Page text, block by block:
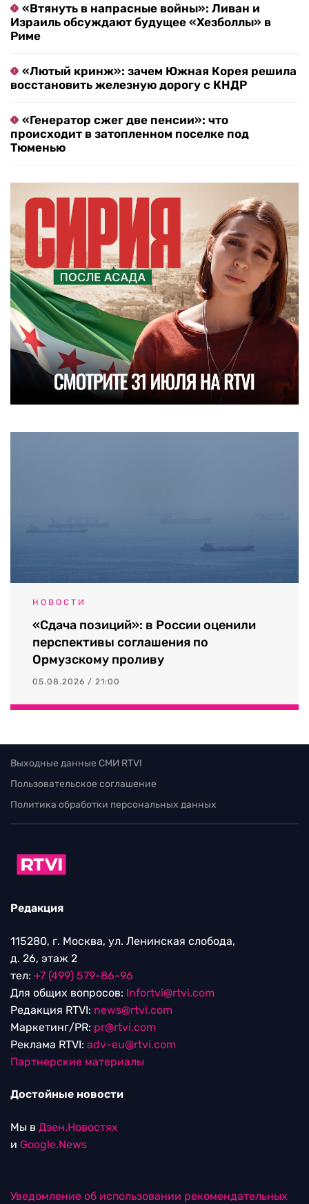
«Втянуть в напрасные войны»: Ливан и
Израиль обсуждают будущее «Хезболлы» в
Риме
«Лютый кринж»: зачем Южная Корея решила
восстановить железную дорогу с КНДР
«Генератор сжег две пенсии»: что
происходит в затопленном поселке под
Тюменью
НОВОСТИ
«Сдача позиций»: в России оценили
перспективы соглашения по
Ормузскому проливу
05.08.2026 / 21:00
Выходные данные СМИ RTVI
Пользовательское соглашение
Политика обработки персональных данных
Редакция
115280, г. Москва, ул. Ленинская слобода,
д. 26, этаж 2
тел: +7 (499) 579-86-96
Для общих вопросов: Infortvi@rtvi.com
Редакция RTVI: news@rtvi.com
Маркетинг/PR: pr@rtvi.com
Реклама RTVI: adv-eu@rtvi.com
Партнерские материалы
Достойные новости
Мы в Дзен.Новостях
и Google.News
Уведомление об использовании рекомендательных